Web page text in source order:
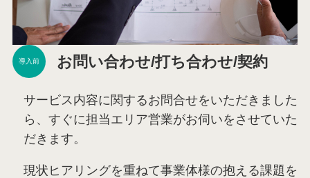
導入前 お問い合わせ/打ち合わせ/契約
サービス内容に関するお問合せをいただきました
ら、すぐに担当エリア営業がお伺いをさせていた
だきます。
現状ヒアリングを重ねて事業体様の抱える課題を